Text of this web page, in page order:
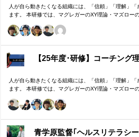
人が自ら動きたくなる組織には、「信頼」「理解」
ます。 本研修では、マグレガーのXY理論・マズロー
を、実例を交えて深く学びます。 単なる知識の習得
【25年度･研修】コーチング
人が自ら動きたくなる組織には、「信頼」「理解」
ます。 本研修では、マグレガーのXY理論・マズロー
を、実例を交えて深く学びます。 単なる知識の習得
青学原監督｢ヘルスリテラシ